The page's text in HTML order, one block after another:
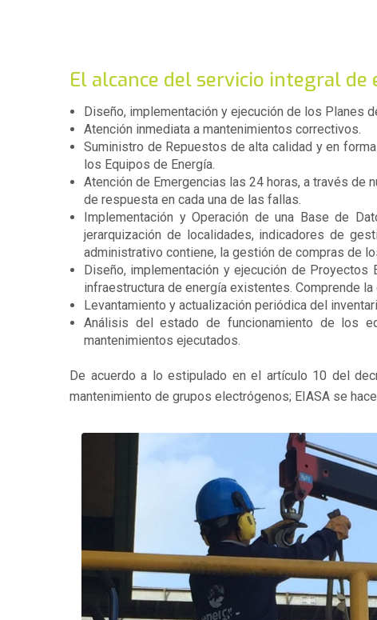
El alcance del servicio integral de
Diseño, implementación y ejecución de los Planes
Atención inmediata a mantenimientos correctivos.
Suministro de Repuestos de alta calidad y en
los Equipos de Energía.
Atención de Emergencias las 24 horas, a través de
de respuesta en cada una de las fallas.
Implementación y Operación de una Base de
jerarquización de localidades, indicadores de
administrativo contiene, la gestión de compras de
Diseño, implementación y ejecución de
infraestructura de energía existentes. Comprende
Levantamiento y actualización periódica del
Análisis del estado de funcionamiento de los
mantenimientos ejecutados.
De acuerdo a lo estipulado en el artículo 10 del
mantenimiento de grupos electrógenos; EIASA se